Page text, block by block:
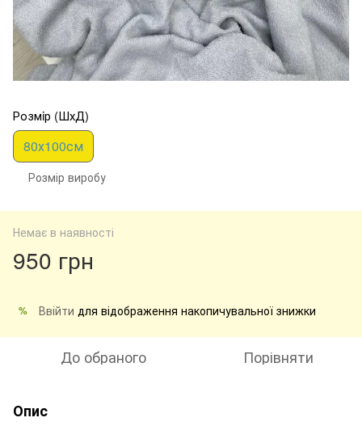
Розмiр (ШхД)
80х100см
Розмір виробу
Немає в наявності
950 грн
% Ввійти для відображення накопичувальної знижки
До обраного Порівняти
Опис